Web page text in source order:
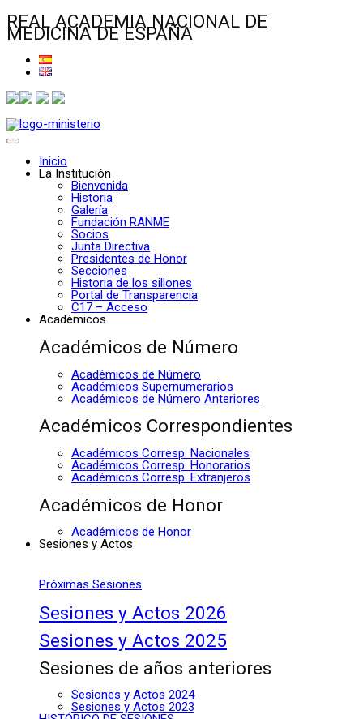
REAL ACADEMIA NACIONAL DE
MEDICINA DE ESPAÑA
Inicio
La Institución
Bienvenida
Historia
Galería
Fundación RANME
Socios
Junta Directiva
Presidentes de Honor
Secciones
Historia de los sillones
Portal de Transparencia
C17 – Acceso
Académicos
Académicos de Número
Académicos de Número
Académicos Supernumerarios
Académicos de Número Anteriores
Académicos Correspondientes
Académicos Corresp. Nacionales
Académicos Corresp. Honorarios
Académicos Corresp. Extranjeros
Académicos de Honor
Académicos de Honor
Sesiones y Actos
Próximas Sesiones
Sesiones y Actos 2026
Sesiones y Actos 2025
Sesiones de años anteriores
Sesiones y Actos 2024
Sesiones y Actos 2023